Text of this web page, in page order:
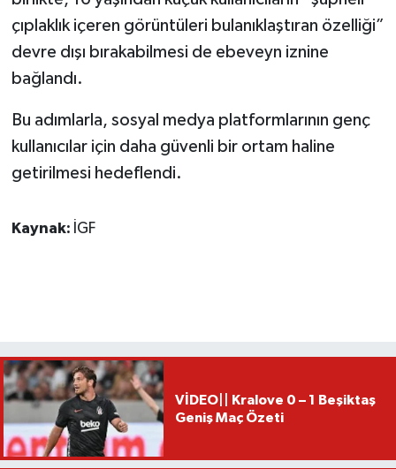
çıplaklık içeren görüntüleri bulanıklaştıran özelliği”
devre dışı bırakabilmesi de ebeveyn iznine
bağlandı.
Bu adımlarla, sosyal medya platformlarının genç
kullanıcılar için daha güvenli bir ortam haline
getirilmesi hedeflendi.
Kaynak: İGF
VİDEO|| Kralove 0 – 1 Beşiktaş
Geniş Maç Özeti